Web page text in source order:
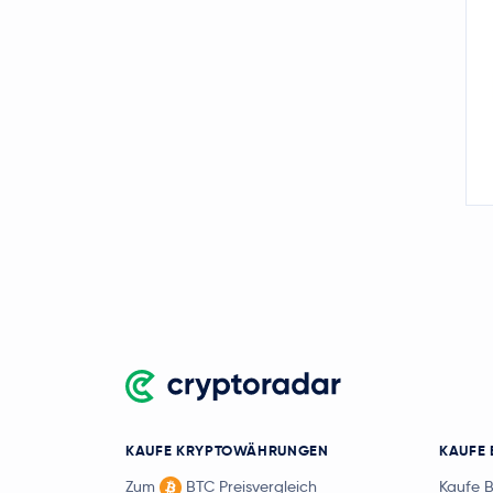
OndoONDO
FinancialWLFI
KAUFE KRYPTOWÄHRUNGEN
Zum BTC Preisvergleich
KAUFE
Kaufe